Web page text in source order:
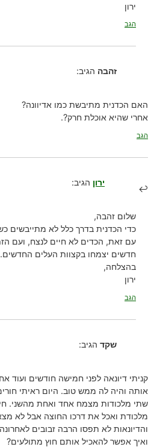
ירון
הגב
זהבה הגיב:
האם הכדנית מתיבשת כמו אדיוונה?
אחרי שהיא אוכלת חרק?.
הגב
ירון הגיב:
שלום זהבה,
כדי הכדנית בדרך כלל לא מתייבשים
עם זאת, הכדים לא חיים לנצח, ועם
חדשים יצמחו בקצוות העלים החדשים.
בהצלחה,
ירון
הגב
שקד הגיב:
קניתי דיונאה לפני חמישה חודשים ועוד
אותה והיה לה ממש טוב. היום ראיתי
שתי מלכודות מצמח אחד ואחת מהשני.
מלכודת ואכל את דרכו החוצה אבל לא
והדיונאות לא תפסו הרבה זבובים
ואיך אפשר להאכיל אותם חוץ מתולעים?